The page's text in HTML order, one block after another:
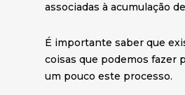
associadas à acumulação
É importante saber que
coisas que podemos fazer
um pouco este processo.